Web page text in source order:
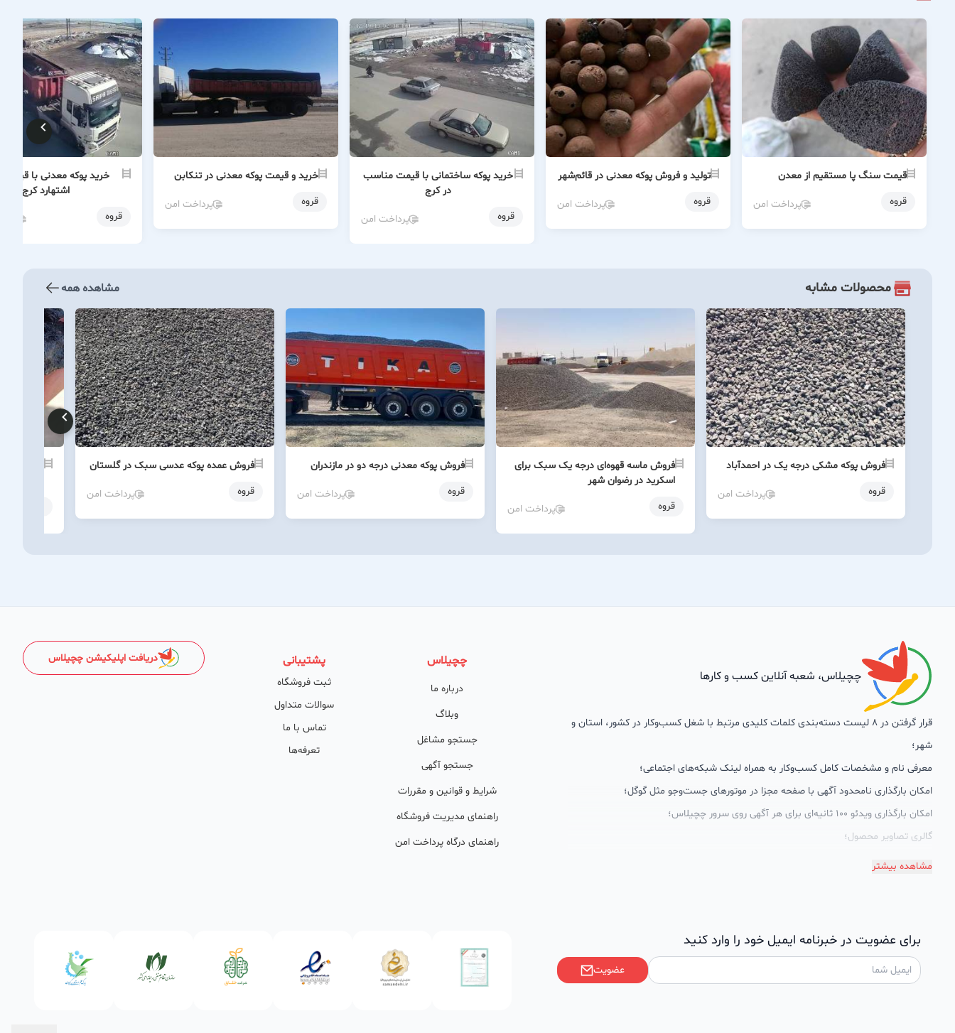
قیمت سنگ پا مستقیم از معدن
قروه
پرداخت امن
تولید و فروش پوکه معدنی در قائم‌شهر
قروه
پرداخت امن
خرید پوکه ساختمانی با قیمت مناسب
در کرج
قروه
پرداخت امن
خرید و قیمت پوکه معدنی در تنکابن
قروه
پرداخت امن
خرید پوکه معدنی با قیمت
اشتهارد کرج
قروه
محصولات مشابه مشاهده همه
فروش پوکه مشکی درجه یک در احمدآباد
قروه
پرداخت امن
فروش ماسه قهوه‌ای درجه یک سبک برای
اسکرید در رضوان شهر
قروه
پرداخت امن
فروش پوکه معدنی درجه دو در مازندران
قروه
پرداخت امن
فروش عمده پوکه عدسی سبک در گلستان
قروه
پرداخت امن
چچیلاس، شعبه آنلاین کسب و کارها
قرار گرفتن در 8 لیست دسته‌بندی کلمات کلیدی مرتبط با شغل کسب‌وکار در کشور، استان و
شهر؛
معرفی نام و مشخصات کامل کسب‌وکار به همراه لینک شبکه‌های اجتماعی؛
امکان بارگذاری نامحدود آگهی با صفحه مجزا در موتورهای جست‌وجو مثل گوگل؛
امکان بارگذاری ویدئو 100 ثانیه‌ای برای هر آگهی روی سرور چچیلاس؛
گالری تصاویر محصول؛
امکان دسته‌بندی آگهی‌ها
چچیلاس با کلمات کلیدی بسیار خوبی رتبه دریافت کرده و بازخورد‌های بسیار خوبی گرفته‌اند.
طی تماس‌های دوره‌ای پشتیبان‌ها (هر 45 روز تا 60 روز یک‌بار)، صاحبین کسب‌وکارها با
مشاهده بیشتر
چچیلاس
درباره ما
وبلاگ
جستجو مشاغل
جستجو آگهی
شرایط و قوانین و مقررات
راهنمای مدیریت فروشگاه
راهنمای درگاه پرداخت امن
پشتیبانی
ثبت فروشگاه
سوالات متداول
تماس با ما
تعرفه‌ها
دریافت اپلیکیشن چچیلاس
برای عضویت در خبرنامه ایمیل خود را وارد کنید
عضویت